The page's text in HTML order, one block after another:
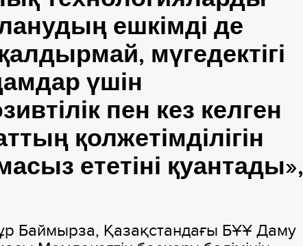
ешкімді де
мүгедектігі
үшін
пен кез келген
қолжетімділігін
ететіні қуантады»,
Баймырза, Қазақстандағы БҰҰ Даму